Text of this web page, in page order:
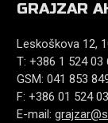
GRAJZAR
Leskoškova 12,
T: +386 1 524 03
GSM: 041 853
F: +386 01 524
E-mail: